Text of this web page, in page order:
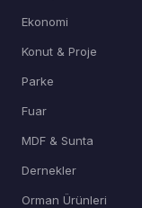
Ekonomi
Konut & Proje
Parke
Fuar
MDF & Sunta
Dernekler
Orman Ürünleri